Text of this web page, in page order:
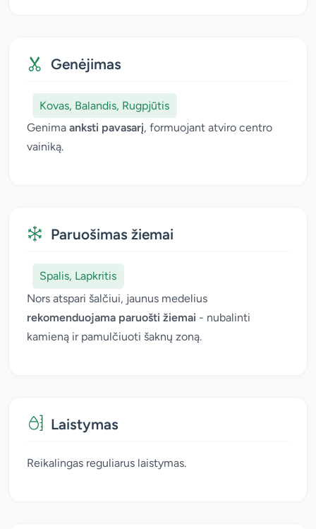
Genėjimas
Kovas, Balandis, Rugpjūtis
Genima anksti pavasarį, formuojant atviro centro
vainiką.
Paruošimas žiemai
Spalis, Lapkritis
Nors atspari šalčiui, jaunus medelius
rekomenduojama paruošti žiemai - nubalinti
kamieną ir pamulčiuoti šaknų zoną.
Laistymas
Reikalingas reguliarus laistymas.